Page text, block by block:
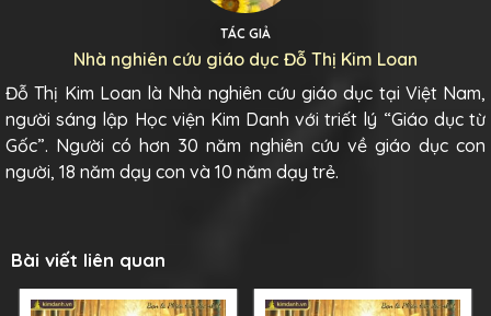
TÁC GIẢ
Nhà nghiên cứu giáo dục Đỗ Thị Kim Loan
Đỗ Thị Kim Loan là Nhà nghiên cứu giáo dục tại Việt Nam,
người sáng lập Học viện Kim Danh với triết lý “Giáo dục từ
Gốc”. Người có hơn 30 năm nghiên cứu về giáo dục con
người, 18 năm dạy con và 10 năm dạy trẻ.
Bài viết liên quan